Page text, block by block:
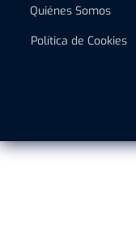
Quiénes Somos
Política de Cookies